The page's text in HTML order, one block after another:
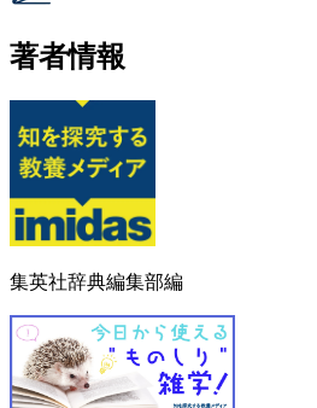
著者情報
集英社辞典編集部編